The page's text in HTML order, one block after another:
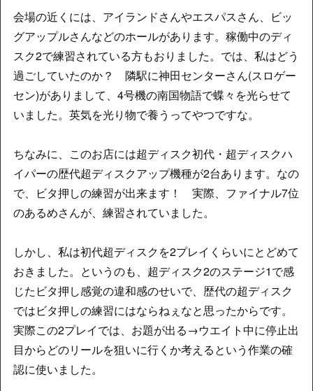
会場の近くには、アイランドさんやエスパスさん、ビッ
グアップルさんなどのホールがあります。稼働中のディ
スク2で練習されている方もおりました。では、私はどう
過ごしていたのか？ 隣駅に神田センターさん(スロゲー
セン)がありまして、4号機の南国物語で蝶々を光らせて
いました。英気を光り物で養うってやつですな。
ちなみに、このお店には超ディスク初代・超ディスクハ
イパーの歴代超ディスクアップ機種が2台あります。なの
で、ビタ押しの練習が出来ます！ 実際、ファイナル7位
のあるめさんが、練習されていました。
しかし、私は初代超ディスクを2プレイくらいにとどめて
おきました。というのも、超ディスク2のステージ1で感
じたビタ押し感覚の違和感のせいで、歴代の超ディスク
ではビタ押しの練習にはならねぇなと思ったからです。
実際この2プレイでは、お題が出る→ウエイト中に停止出
目からどのリールを狙いに行くか考えるという作業の確
認に使いました。